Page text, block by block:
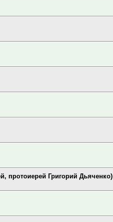
протоиерей Григорий Дьяченко)